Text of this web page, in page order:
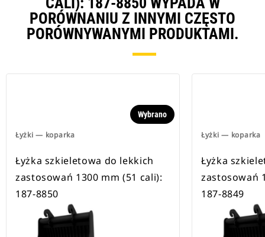
PORÓWNANIU Z INNYMI CZĘSTO
PORÓWNYWANYMI PRODUKTAMI.
Łyżki — koparka
Wybrano
Łyżka szkieletowa do lekkich
zastosowań 1300 mm (51 cali):
187-8850
Łyżki — koparka
Łyżka
zastosowań
187-8849